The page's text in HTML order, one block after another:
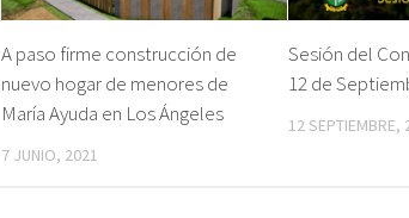
A paso firme construcción de
nuevo hogar de menores de
María Ayuda en Los Ángeles
7 JUNIO, 2021
Sesión del
12 de
12 SEPTIEMBRE,